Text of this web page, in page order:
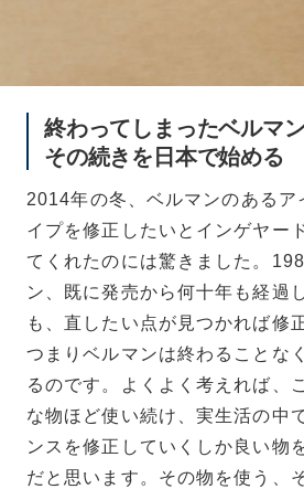
終わってしまったベルマン
その続きを日本で始める
2014年の冬、ベルマンのあるア
イプを修正したいとインゲヤー
てくれたのには驚きました。
ン、既に発売から何十年も経過
も、直したい点が見つかれば修
つまりベルマンは終わることな
るのです。よくよく考えれば、
な物ほど使い続け、実生活の中
ンスを修正していくしか良い物
だと思います。その物を使う、